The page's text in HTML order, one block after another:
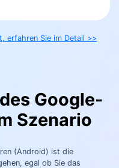
erfahren Sie im Detail >>
Google-
Szenario
(Android) ist die
egal ob Sie das